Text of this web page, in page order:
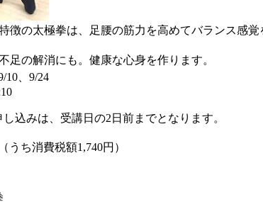
の太極拳は、足腰の筋力を高めてバランス感
の解消にも。健康な心身を作ります。
10、9/24
込みは、受講日の2日前までとなります。
うち消費税額1,740円）